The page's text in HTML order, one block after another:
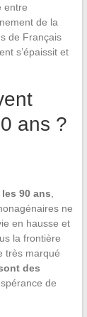
entre
de la
de Français
s’épaissit et
ans ?
90 ans
ne
en hausse et
la frontière
très marqué
des
de